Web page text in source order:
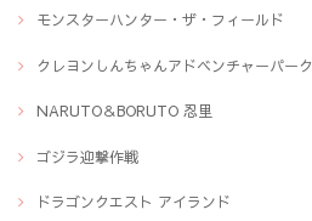
モンスターハンター・ザ・フィールド
クレヨンしんちゃんアドベンチャーパーク
NARUTO＆BORUTO 忍里
ゴジラ迎撃作戦
ドラゴンクエスト アイランド